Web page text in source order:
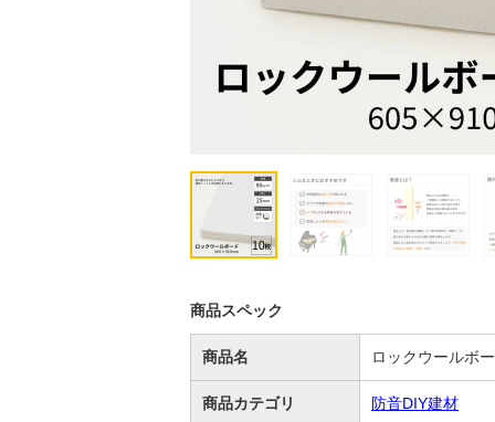
商品スペック
商品名 ロックウールボ
商品カテゴリ 防音DIY建材